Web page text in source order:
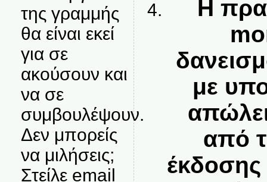
της γραμμής
θα είναι εκεί
για σε
ακούσουν και
να σε
συμβουλέψουν.
Δεν μπορείς
να μιλήσεις;
Στείλε email
Η
με
από
έκδοσης